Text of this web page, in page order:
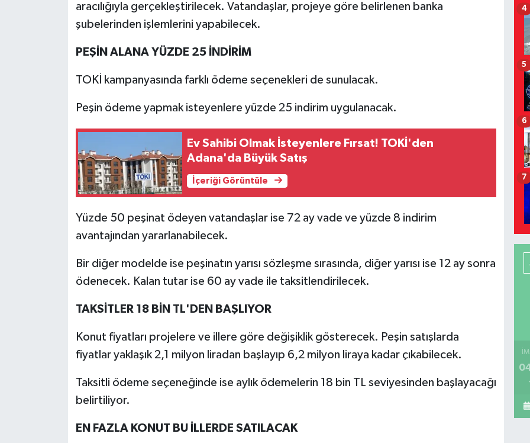
aracılığıyla gerçekleştirilecek. Vatandaşlar, projeye göre belirlenen banka
şubelerinden işlemlerini yapabilecek.
PEŞİN ALANA YÜZDE 25 İNDİRİM
TOKİ kampanyasında farklı ödeme seçenekleri de sunulacak.
Peşin ödeme yapmak isteyenlere yüzde 25 indirim uygulanacak.
Ev Sahibi Olmak İsteyenlere Fırsat! TOKİ'den
Adana'da Büyük Satış
İçeriği Görüntüle
Yüzde 50 peşinat ödeyen vatandaşlar ise 72 ay vade ve yüzde 8 indirim
avantajından yararlanabilecek.
Bir diğer modelde ise peşinatın yarısı sözleşme sırasında, diğer yarısı ise 12 ay sonra
ödenecek. Kalan tutar ise 60 ay vade ile taksitlendirilecek.
TAKSİTLER 18 BİN TL'DEN BAŞLIYOR
Konut fiyatları projelere ve illere göre değişiklik gösterecek. Peşin satışlarda
fiyatlar yaklaşık 2,1 milyon liradan başlayıp 6,2 milyon liraya kadar çıkabilecek.
Taksitli ödeme seçeneğinde ise aylık ödemelerin 18 bin TL seviyesinden başlayacağı
belirtiliyor.
EN FAZLA KONUT BU İLLERDE SATILACAK
4
5
6
7